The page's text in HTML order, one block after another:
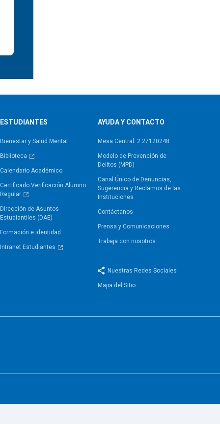
ESTUDIANTES
Bienestar y Salud Mental
Biblioteca
Calendario Académico
Certificado Verificación Alumno
Regular
Dirección de Asuntos
Estudiantiles (DAE)
Formación e identidad
Intranet Estudiantes
AYUDA Y CONTACTO
Mesa Central: 2 27120248
Modelo de Prevención de
Delitos (MPD)
Canal Único de Denuncias,
Sugerencia y Reclamos de las
Instituciones
Contáctanos
Prensa y Comunicaciones
Trabaja con nosotros
Nuestras Redes Sociales
Mapa del Sitio